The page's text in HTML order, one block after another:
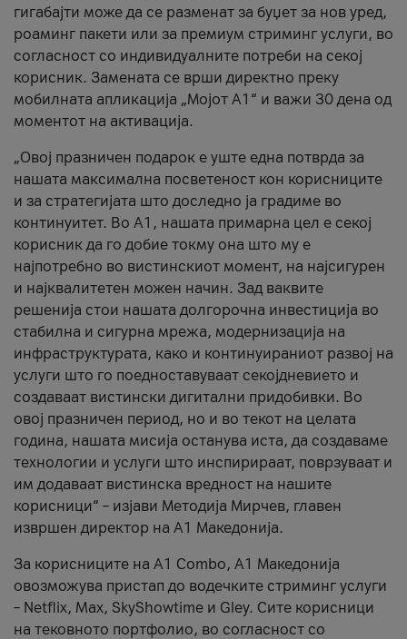
гигабајти може да се разменат за буџет за нов уред,
роаминг пакети или за премиум стриминг услуги, во
согласност со индивидуалните потреби на секој
корисник. Замената се врши директно преку
мобилната апликација „Мојот А1“ и важи 30 дена од
моментот на активација.
„Овој празничен подарок е уште една потврда за
нашата максимална посветеност кон корисниците
и за стратегијата што доследно ја градиме во
континуитет. Во А1, нашата примарна цел е секој
корисник да го добие токму она што му е
најпотребно во вистинскиот момент, на најсигурен
и најквалитетен можен начин. Зад ваквите
решенија стои нашата долгорочна инвестиција во
стабилна и сигурна мрежа, модернизација на
инфраструктурата, како и континуираниот развој на
услуги што го поедноставуваат секојдневието и
создаваат вистински дигитални придобивки. Во
овој празничен период, но и во текот на целата
година, нашата мисија останува иста, да создаваме
технологии и услуги што инспирираат, поврзуваат и
им додаваат вистинска вредност на нашите
корисници“ – изјави Методија Мирчев, главен
извршен директор на А1 Македонија.
За корисниците на A1 Combo, А1 Македонија
овозможува пристап до водечките стриминг услуги
– Netflix, Max, SkyShowtime и Gley. Сите корисници
на тековното портфолио, во согласност со